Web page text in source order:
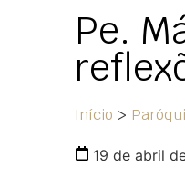
Pe.
Início >
19 de abril